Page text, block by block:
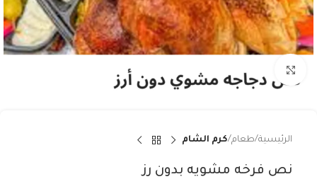
الرئيسية طعام كرم الشام
نص فرخه مشويه بدون رز